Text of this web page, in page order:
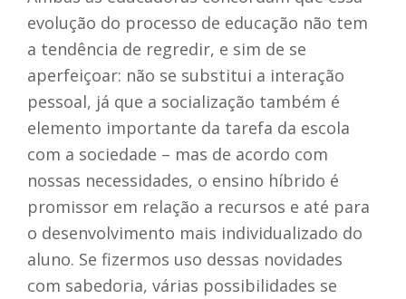
evolução do processo de educação não tem
a tendência de regredir, e sim de se
aperfeiçoar: não se substitui a interação
pessoal, já que a socialização também é
elemento importante da tarefa da escola
com a sociedade – mas de acordo com
nossas necessidades, o ensino híbrido é
promissor em relação a recursos e até para
o desenvolvimento mais individualizado do
aluno. Se fizermos uso dessas novidades
com sabedoria, várias possibilidades se